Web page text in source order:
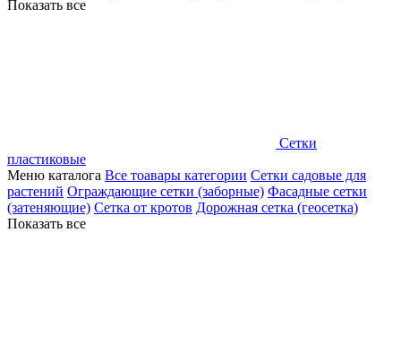
Показать все
Сетки
пластиковые
Меню каталога Все тоавары категории Сетки садовые для
растений Ограждающие сетки (заборные) Фасадные сетки
(затеняющие) Сетка от кротов Дорожная сетка (геосетка)
Показать все